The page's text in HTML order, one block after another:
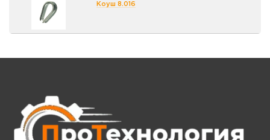
Коуш 8.016